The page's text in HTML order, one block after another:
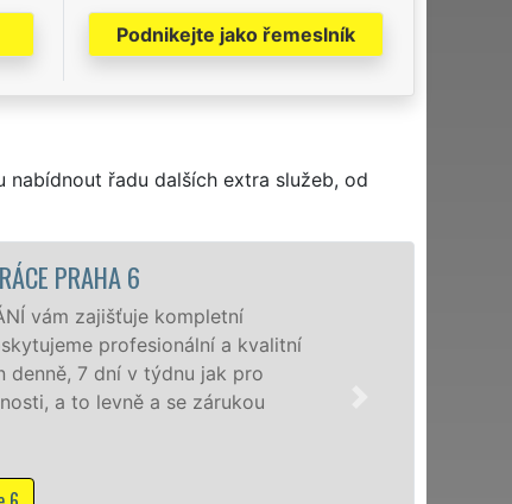
Podnikejte jako řemeslník
nabídnout řadu dalších extra služeb, od